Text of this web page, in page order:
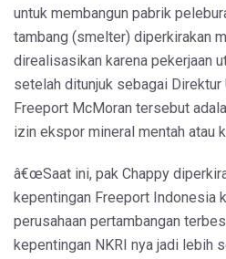
untuk membangun pabrik
tambang (smelter) diperkirakan
direalisasikan karena pekerjaan
setelah ditunjuk sebagai Direktur
Freeport McMoran tersebut
izin ekspor mineral mentah atau
â€œSaat ini, pak Chappy
kepentingan Freeport Indonesia
perusahaan pertambangan
kepentingan NKRI nya jadi lebih